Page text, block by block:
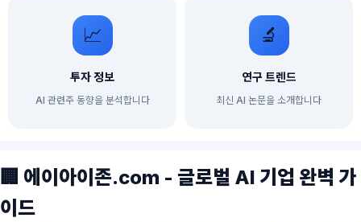
📈
투자 정보
AI 관련주 동향을 분석합니다
🔬
연구 트렌드
최신 AI 논문을 소개합니다
🏢 에이아이존.com - 글로벌 AI 기업 완벽 가
이드